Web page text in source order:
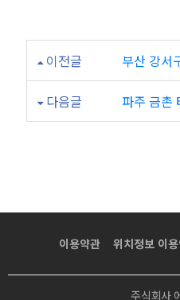
이전글
다음글
이용약관 위치정보 이
주식회사